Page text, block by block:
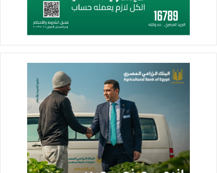
الإعداد لمؤتمرات جماهيرية في أحياء المحافظة لدعم الاسر الأكثر